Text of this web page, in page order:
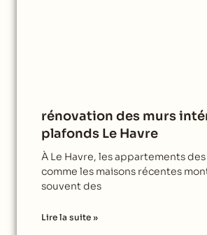
rénovation des murs
plafonds Le Havre
À Le Havre, les appartements
comme les maisons récentes
souvent des
Lire la suite »